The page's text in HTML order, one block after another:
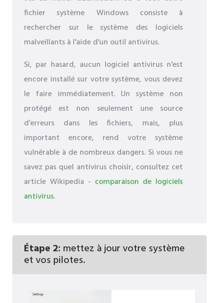
fichier système Windows consiste à
rechercher sur le système des logiciels
malveillants à l'aide d'un outil antivirus.
Si, par hasard, aucun logiciel antivirus n'est
encore installé sur votre système, vous devez
le faire immédiatement. Un système non
protégé est non seulement une source
d’erreurs dans les fichiers, mais, plus
important encore, rend votre système
vulnérable à de nombreux dangers. Si vous ne
savez pas quel antivirus choisir, consultez cet
article Wikipedia - comparaison de logiciels
antivirus.
Étape 2: mettez à jour votre système
et vos pilotes.